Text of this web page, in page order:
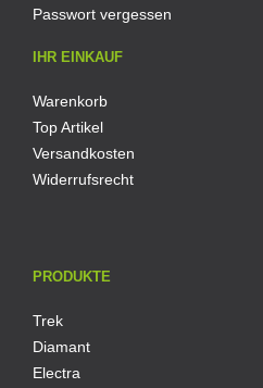
Passwort vergessen
IHR EINKAUF
Warenkorb
Top Artikel
Versandkosten
Widerrufsrecht
PRODUKTE
Trek
Diamant
Electra